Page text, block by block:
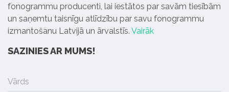
fonogrammu producenti, lai iestātos par savām tiesībām
un saņemtu taisnīgu atlīdzību par savu fonogrammu
izmantošanu Latvijā un ārvalstīs. Vairāk
SAZINIES AR MUMS!
Vārds